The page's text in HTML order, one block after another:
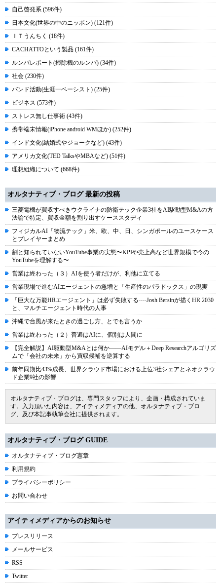
自己啓発系 (596件)
日本文化(世界の中のニッポン) (121件)
ＩＴうんちく (18件)
CACHATTOという製品 (161件)
ルンバレポート(掃除機のルンバ) (34件)
社会 (230件)
バンド活動(生涯一ベーシスト) (25件)
ビジネス (573件)
ストレス無し仕事術 (43件)
携帯端末情報(iPhone android WMほか) (252件)
インド文化(結婚式やジョークなど) (43件)
アメリカ文化(TED TalksやMBAなど) (51件)
理想組織について (668件)
オルタナティブ・ブログ 最新の投稿
三菱電機が買収すべきウクライナの防衛テック企業3社をAI駆動型M&Aの方
法論で特定、買収金額を割り出すケーススタディ
フィジカルAI「物流テック」米、欧、中、日、シンガポールのユースケース
とプレイヤーまとめ
割と知られていないYouTube事業の実態〜KPIや売上高など世界規模で今の
YouTubeを理解する〜
営業は終わった（３）AIを使う者だけが、利他に立てる
営業現場で進むAIエージェントの急増と「生産性のパラドックス」の現実
「巨大な万能HRエージェント」は必ず失敗する----Josh Bersinが描くHR 2030
と、マルチエージェント時代の人事
沖縄で台風が来たときの過ごし方、とでも言うか
営業は終わった（２）普遍はAIに、個別は人間に
【完全解説】AI駆動型M&Aとは何か――AIモデル＋Deep Researchアルゴリズ
ムで「会社の未来」から買収候補を逆算する
前年同期比43%成長、世界クラウド市場における上位3社シェアとネオクラウ
ド企業9社の影響
オルタナティブ・ブログは、専門スタッフにより、企画・構成されていま
す。入力頂いた内容は、アイティメディアの他、オルタナティブ・ブロ
グ、及び本記事執筆会社に提供されます。
オルタナティブ・ブログ GUIDE
オルタナティブ・ブログ憲章
利用規約
プライバシーポリシー
お問い合わせ
アイティメディアからのお知らせ
プレスリリース
メールサービス
RSS
Twitter